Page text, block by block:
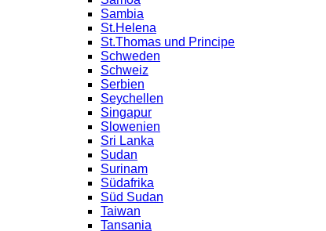
Sambia
St.Helena
St.Thomas und Principe
Schweden
Schweiz
Serbien
Seychellen
Singapur
Slowenien
Sri Lanka
Sudan
Surinam
Südafrika
Süd Sudan
Taiwan
Tansania